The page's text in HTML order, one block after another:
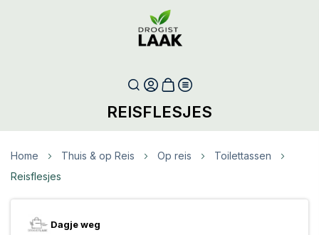
REISFLESJES
Home Thuis & op Reis Op reis
Toilettassen
Reisflesjes
Dagje weg